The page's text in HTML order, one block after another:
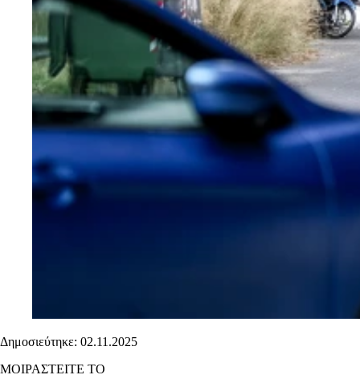
Δημοσιεύτηκε: 02.11.2025
ΜΟΙΡΑΣΤΕΙΤΕ ΤΟ